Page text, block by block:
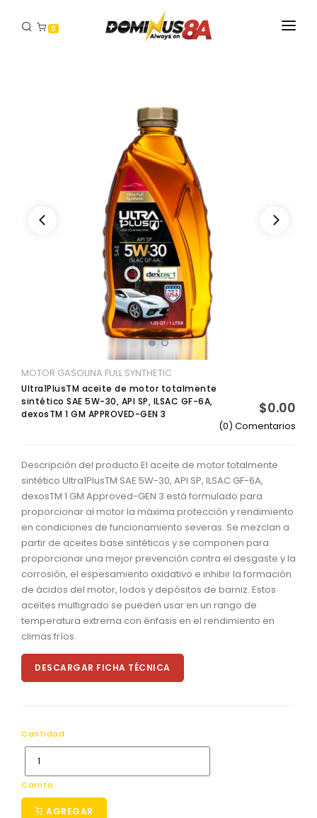
0
MOTOR GASOLINA FULL SYNTHETIC
Ultra1PlusTM aceite de motor totalmente
sintético SAE 5W-30, API SP, ILSAC GF-6A,
dexosTM 1 GM APPROVED-GEN 3
$0.00
(0) Comentarios
Descripción del producto El aceite de motor totalmente
sintético Ultra1PlusTM SAE 5W-30, API SP, ILSAC GF-6A,
dexosTM 1 GM Approved-GEN 3 está formulado para
proporcionar al motor la máxima protección y rendimiento
en condiciones de funcionamiento severas. Se mezclan a
partir de aceites base sintéticos y se componen para
proporcionar una mejor prevención contra el desgaste y la
corrosión, el espesamiento oxidativo e inhibir la formación
de ácidos del motor, lodos y depósitos de barniz. Estos
aceites multigrado se pueden usar en un rango de
temperatura extrema con énfasis en el rendimiento en
climas fríos.
DESCARGAR FICHA TÉCNICA
Cantidad
Carrito
AGREGAR